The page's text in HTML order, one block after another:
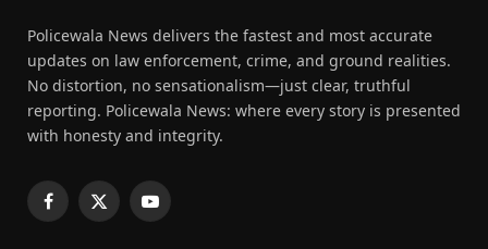
Policewala News delivers the fastest and most accurate
updates on law enforcement, crime, and ground realities.
No distortion, no sensationalism—just clear, truthful
reporting. Policewala News: where every story is presented
with honesty and integrity.
Facebook
X
YouTube